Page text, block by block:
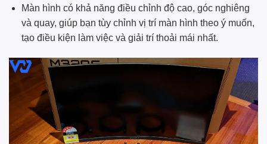
Màn hình có khả năng điều chỉnh độ cao, góc nghiêng
và quay, giúp bạn tùy chỉnh vị trí màn hình theo ý muốn,
tạo điều kiện làm việc và giải trí thoải mái nhất.